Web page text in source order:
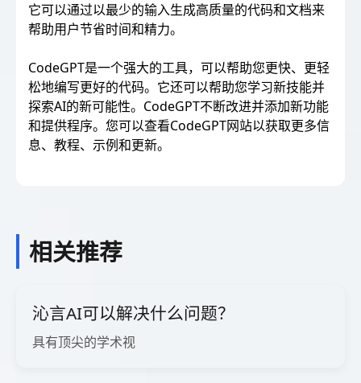
它可以通过以最少的输入生成高质量的代码和文档来
帮助用户节省时间和精力。
CodeGPT是一个强大的工具，可以帮助您更快、更轻
松地编写更好的代码。它还可以帮助您学习新技能并
探索AI的新可能性。CodeGPT不断改进并添加新功能
和提供程序。您可以查看CodeGPT网站以获取更多信
息、教程、示例和更新。
相关推荐
沁言AI可以解决什么问题？
具有顶尖的学术视